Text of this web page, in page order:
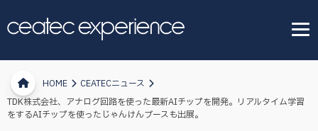
HOME
CEATECニュース
TDK株式会社、アナログ回路を使った最新AIチップを開発。リアルタイム学習
をするAIチップを使ったじゃんけんブースも出展。